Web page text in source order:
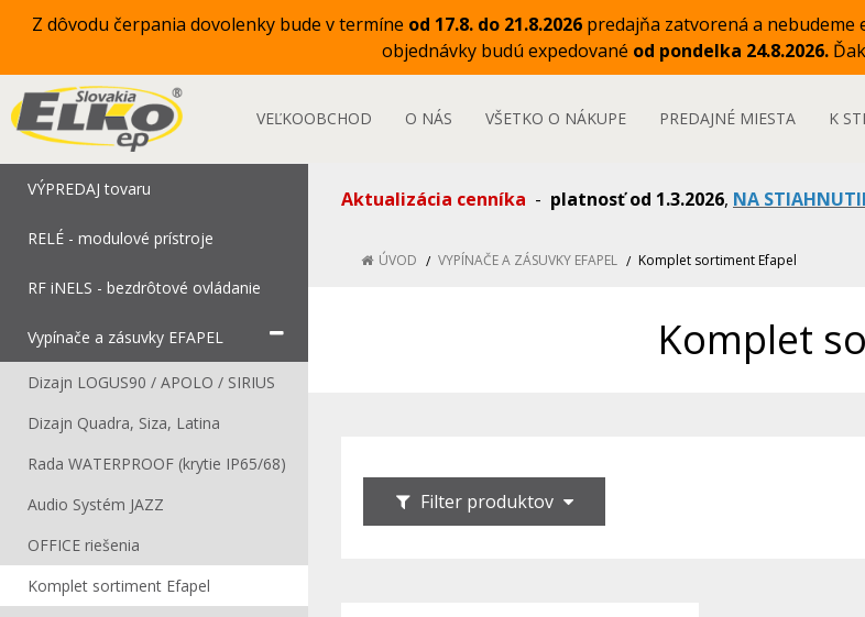
Z dôvodu čerpania dovolenky bude v termíne od 17.8. do 21.8.2026 predajňa zatvorená a nebudeme
objednávky budú expedované od pondelka 24.8.2026.
VEĽKOOBCHOD O NÁS VŠETKO O NÁKUPE PREDAJNÉ MIESTA K
VÝPREDAJ tovaru
RELÉ - modulové prístroje
RF iNELS - bezdrôtové ovládanie
Vypínače a zásuvky EFAPEL
Dizajn LOGUS90 / APOLO / SIRIUS
Dizajn Quadra, Siza, Latina
Rada WATERPROOF (krytie IP65/68)
Audio Systém JAZZ
OFFICE riešenia
Komplet sortiment Efapel
Aktualizácia cenníka - platnosť od 1.3.2026, NA
ÚVOD VYPÍNAČE A ZÁSUVKY EFAPEL Komplet sortiment Efapel
Komplet
Filter produktov